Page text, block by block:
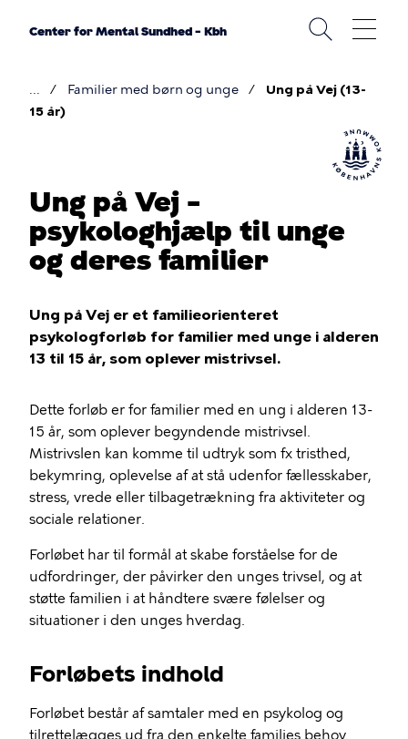
Center for Mental Sundhed – Kbh
Brødkrumme
Familier med børn og unge
Ung på Vej (13-
15 år)
Ung på Vej –
psykologhjælp til unge
og deres familier
Ung på Vej er et familieorienteret
psykologforløb for familier med unge i alderen
13 til 15 år, som oplever mistrivsel.
Dette forløb er for familier med en ung i alderen 13-
15 år, som oplever begyndende mistrivsel.
Mistrivslen kan komme til udtryk som fx tristhed,
bekymring, oplevelse af at stå udenfor fællesskaber,
stress, vrede eller tilbagetrækning fra aktiviteter og
sociale relationer.
Forløbet har til formål at skabe forståelse for de
udfordringer, der påvirker den unges trivsel, og at
støtte familien i at håndtere svære følelser og
situationer i den unges hverdag.
Forløbets indhold
Forløbet består af samtaler med en psykolog og
tilrettelægges ud fra den enkelte families behov.